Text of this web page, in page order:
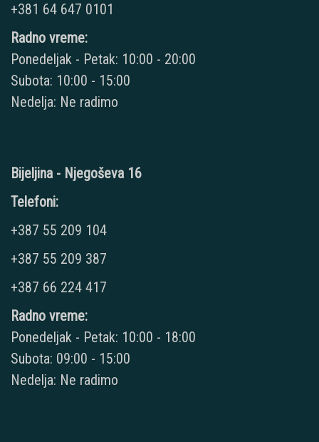
+381 64 647 0101
Radno vreme:
Ponedeljak - Petak: 10:00 - 20:00
Subota: 10:00 - 15:00
Nedelja: Ne radimo
Bijeljina - Njegoševa 16
Telefoni:
+387 55 209 104
+387 55 209 387
+387 66 224 417
Radno vreme:
Ponedeljak - Petak: 10:00 - 18:00
Subota: 09:00 - 15:00
Nedelja: Ne radimo